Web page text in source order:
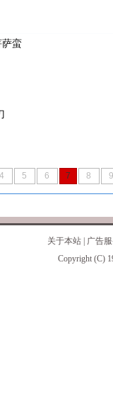
蛮
4 5 6 7 8 9
关于本站
广告
Copyright (C)